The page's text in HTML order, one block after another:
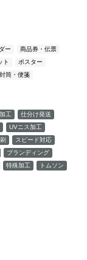
ー
商品券・伝票
ト
ポスター
封筒・便箋
工
仕分け発送
UVニス加工
スピード対応
ブランディング
特殊加工
トムソン